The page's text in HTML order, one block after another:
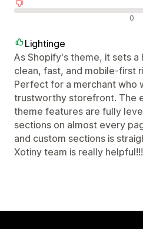
0
Lightinge
As Shopify's theme, it sets a
clean, fast, and mobile-first
Perfect for a merchant who
trustworthy storefront. The
theme features are fully
sections on almost every
and custom sections is
Xotiny team is really